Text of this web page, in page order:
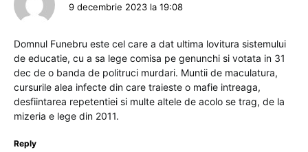
9 decembrie 2023 la 19:08
Domnul Funebru este cel care a dat ultima lovitura sistemului
de educatie, cu a sa lege comisa pe genunchi si votata in 31
dec de o banda de politruci murdari. Muntii de maculatura,
cursurile alea infecte din care traieste o mafie intreaga,
desfiintarea repetentiei si multe altele de acolo se trag, de la
mizeria e lege din 2011.
Reply